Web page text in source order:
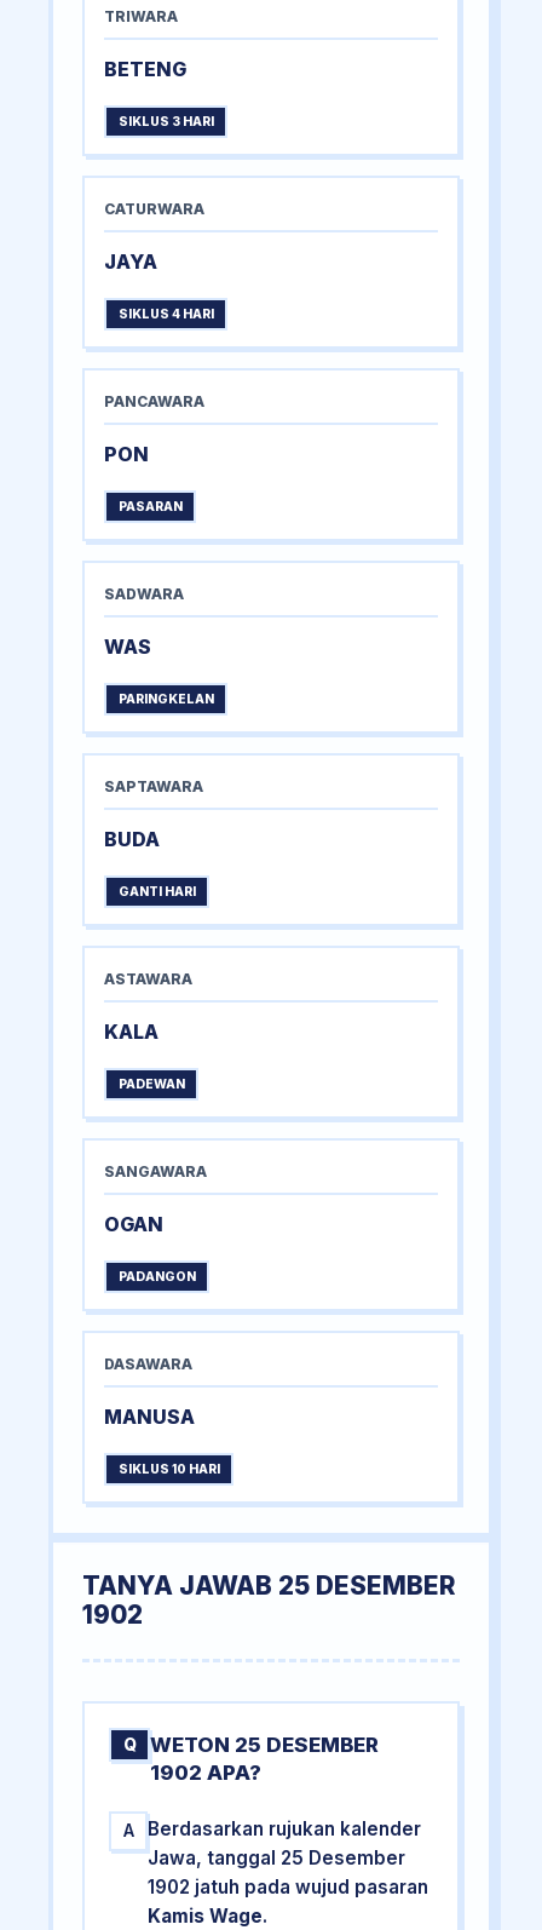
TRIWARA
BETENG
SIKLUS 3 HARI
CATURWARA
JAYA
SIKLUS 4 HARI
PANCAWARA
PON
PASARAN
SADWARA
WAS
PARINGKELAN
SAPTAWARA
BUDA
GANTI HARI
ASTAWARA
KALA
PADEWAN
SANGAWARA
OGAN
PADANGON
DASAWARA
MANUSA
SIKLUS 10 HARI
TANYA JAWAB 25 DESEMBER
1902
Q
WETON 25 DESEMBER
1902 APA?
A
Berdasarkan rujukan kalender
Jawa, tanggal 25 Desember
1902 jatuh pada wujud pasaran
Kamis Wage.